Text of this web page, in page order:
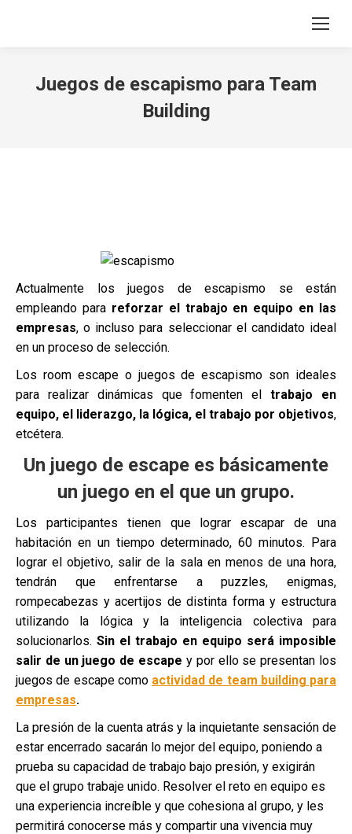
Search:
Juegos de escapismo para Team
Building
Actualmente los juegos de escapismo se están
empleando para reforzar el trabajo en equipo en las
empresas, o incluso para seleccionar el candidato ideal
en un proceso de selección.
Los room escape o juegos de escapismo son ideales
para realizar dinámicas que fomenten eltrabajo en
equipo, el liderazgo, la lógica, el trabajo por objetivos,
etcétera.
Un juego de escape es básicamente
un juego en el que un grupo.
Los participantes tienen que lograr escapar de una
habitación en un tiempo determinado, 60 minutos. Para
lograr el objetivo, salir de la sala en menos de una hora,
tendrán que enfrentarse a puzzles, enigmas,
rompecabezas y acertijos de distinta forma y estructura
utilizando la lógica y la inteligencia colectiva para
solucionarlos. Sin el trabajo en equipo será imposible
salir de un juego de escape y por ello se presentan los
juegos de escape como actividad de team building para
empresas.
La presión de la cuenta atrás y la inquietante sensación de
estar encerrado sacarán lo mejor del equipo, poniendo a
prueba su capacidad de trabajo bajo presión, y exigirán
que el grupo trabaje unido. Resolver el reto en equipo es
una experiencia increíble y que cohesiona al grupo, y les
permitirá conocerse más y compartir una vivencia muy